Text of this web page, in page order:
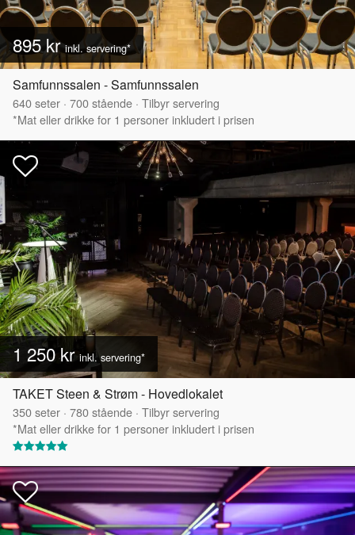
895 krinkl. servering*
Samfunnssalen - Samfunnssalen
640seter · 700stående · Tilbyr servering
*Mat eller drikke for 1 personer inkludert i prisen
1 250 krinkl. servering*
TAKET Steen & Strøm - Hovedlokalet
350seter · 780stående · Tilbyr servering
*Mat eller drikke for 1 personer inkludert i prisen